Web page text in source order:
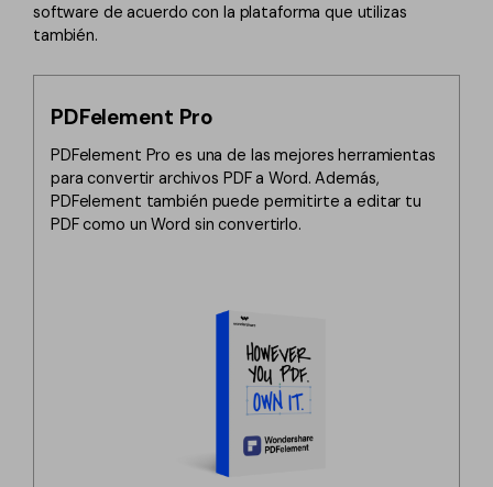
software de acuerdo con la plataforma que utilizas
también.
PDFelement Pro
PDFelement Pro es una de las mejores herramientas
para convertir archivos PDF a Word. Además,
PDFelement también puede permitirte a editar tu
PDF como un Word sin convertirlo.